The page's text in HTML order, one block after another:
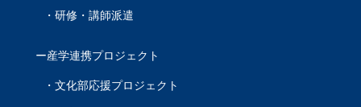
研修・講師派遣
産学連携プロジェクト
文化部応援プロジェクト